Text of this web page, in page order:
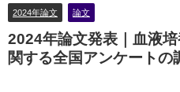
2024年論文 論文
2024年論文発表｜血液
関する全国アンケートの